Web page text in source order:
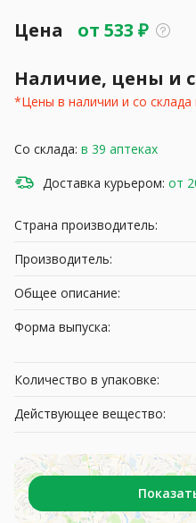
Цена от 533 ₽
Наличие, цены и
*Цены в наличии и со склада
Со склада: в 39 аптеках
Доставка курьером: от
Страна производитель:
Производитель:
Общее описание:
Форма выпуска:
Количество в упаковке:
Действующее вещество: